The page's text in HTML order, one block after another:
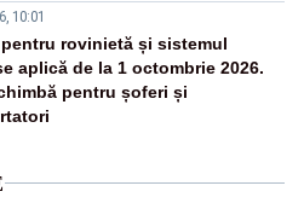
10:01
rovinietă și sistemul
aplică de la 1 octombrie 2026.
pentru șoferi și